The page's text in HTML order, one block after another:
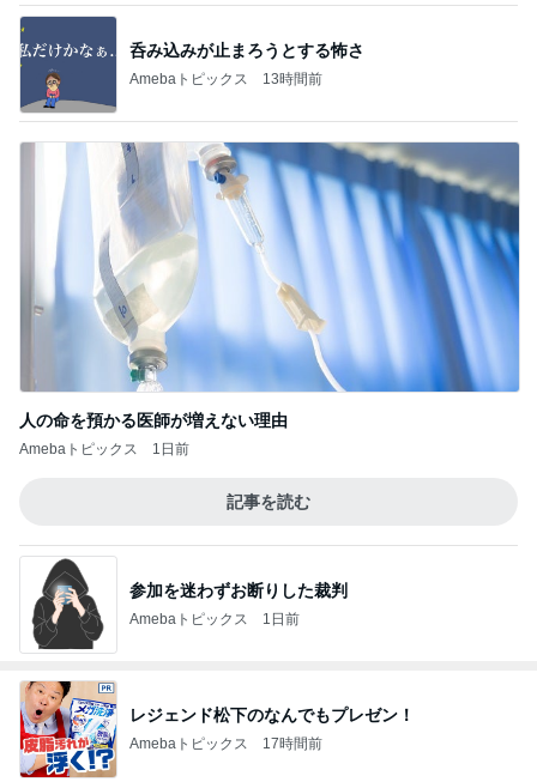
呑み込みが止まろうとする怖さ
Amebaトピックス 13時間前
人の命を預かる医師が増えない理由
Amebaトピックス 1日前
記事を読む
参加を迷わずお断りした裁判
Amebaトピックス 1日前
レジェンド松下のなんでもプレゼン！
Amebaトピックス 17時間前